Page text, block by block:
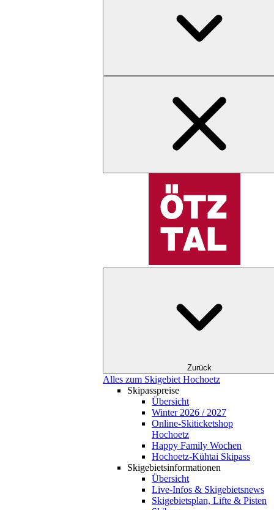
Zurück
Alles zum Skigebiet Hochoetz
Skipasspreise
Übersicht
Winter 2026 / 2027
Online-Skiticketshop
Hochoetz
Happy Family Wochen
Hochoetz-Kühtai Skipass
Skigebietsinformationen
Übersicht
Live-Infos & Skigebietsnews
Skigebietsplan, Lifte & Pisten